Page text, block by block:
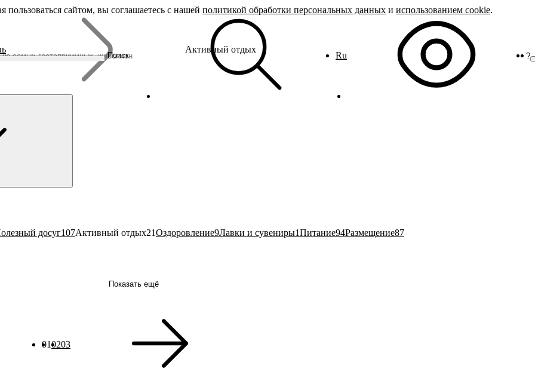
Поиск Ru ?
Бренды
Родина Снегурочки
Династия Романовых
Ювелирная столица
Гусиная столица
Активный отдых
досуг107Активный отдых21Оздоровление9Лавки и сувениры1Питание94Размещение87
010203
Показать ещё
сайтом, вы соглашаетесь с нашей политикой обработки персональных данных и использованием cookie.